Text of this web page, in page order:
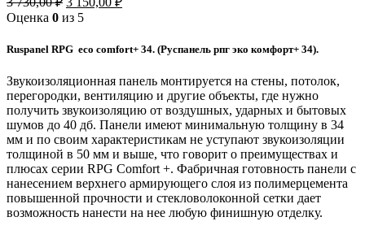
Оценка 0 из 5
Ruspanel RPG eco comfort+ 34. (Руспанель рпг эко комфорт+ 34).
Звукоизоляционная панель монтируется на стены, потолок,
перегородки, вентиляцию и другие объекты, где нужно
получить звукоизоляцию от воздушных, ударных и бытовых
шумов до 40 дб. Панели имеют минимальную толщину в 34
мм и по своим характеристикам не уступают звукоизоляции
толщиной в 50 мм и выше, что говорит о преимуществах и
плюсах серии RPG Comfort +. Фабричная готовность панели с
нанесением верхнего армирующего слоя из полимерцемента
повышенной прочности и стекловолоконной сетки дает
возможность нанести на нее любую финишную отделку.